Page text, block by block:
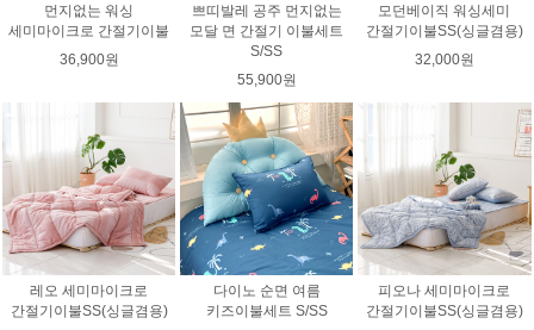
먼지없는 워싱
세미마이크로 간절기이불
36,900원
쁘띠발레 공주 먼지없는
모달 면 간절기 이불세트
S/SS
55,900원
모던베이직 워싱세미
간절기이불SS(싱글겸용)
32,000원
레오 세미마이크로
간절기이불SS(싱글겸용)
다이노 순면 여름
키즈이불세트 S/SS
피오나 세미마이크로
간절기이불SS(싱글겸용)